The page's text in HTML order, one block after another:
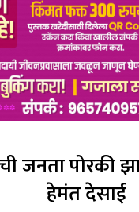
जनता
हेमंत देसाई